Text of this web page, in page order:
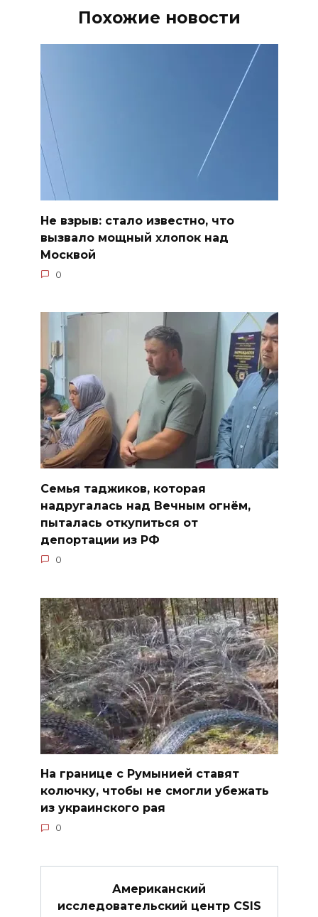
Похожие новости
Не взрыв: стало известно, что
вызвало мощный хлопок над
Москвой
0
Семья таджиков, которая
надругалась над Вечным огнём,
пыталась откупиться от
депортации из РФ
0
На границе с Румынией ставят
колючку, чтобы не смогли убежать
из украинского рая
0
Американский
исследовательский центр CSIS